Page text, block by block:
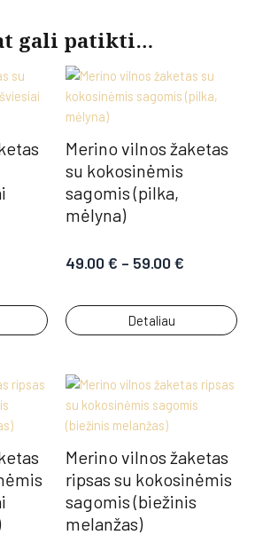
gali patikti…
Merino vilnos žaketas
su kokosinėmis
sagomis (pilka,
mėlyna)
49.00€ – 59.00€
Detaliau
Merino vilnos žaketas
ripsas su kokosinėmis
sagomis (biežinis
melanžas)